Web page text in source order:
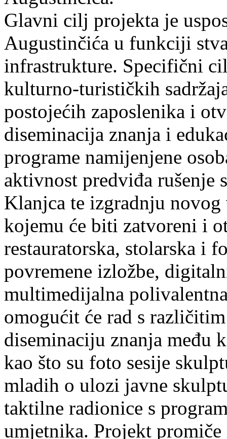
Glavni cilj projekta je
Augustinčića u funkciji
infrastrukture. Specifični
kulturno-turističkih
postojećih zaposlenika i
diseminacija znanja i
programe namijenjene
aktivnost predviđa rušenje
Klanjca te izgradnju novog
kojemu će biti zatvoreni i
restauratorska, stolarska i
povremene izložbe,
multimedijalna
omogućit će rad s
diseminaciju znanja među
kao što su foto sesije
mladih o ulozi javne
taktilne radionice s
umjetnika. Projekt